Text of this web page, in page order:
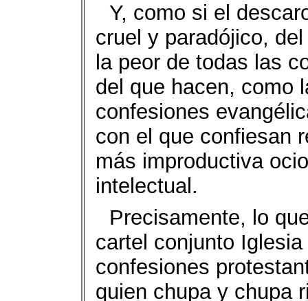
Y, como si el
cruel y paradójico,
la peor de todas las
del que hacen, como
confesiones
con el que confiesan
más improductiva
intelectual.
Precisamente, lo
cartel conjunto
confesiones
quien chupa y chupa